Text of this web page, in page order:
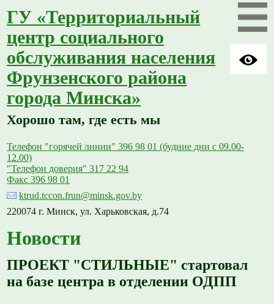
ГУ «Территориальный
центр социального
обслуживания населения
Фрунзенского района
города Минска»
Хорошо там, где есть мы
Телефон "горячей линии" 396 98 01 (будние дни с 09.00-
12.00)
"Телефон доверия" 317 22 94
Факс 396 98 01
ktrud.tccon.frun@minsk.gov.by
220074 г. Минск, ул. Харьковская, д.74
Новости
ПРОЕКТ "СТИЛЬНЫЕ" стартовал
на базе центра в отделении ОДПП